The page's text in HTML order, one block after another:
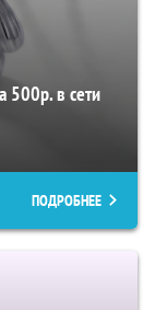
500р. в сети
ПОДРОБНЕЕ